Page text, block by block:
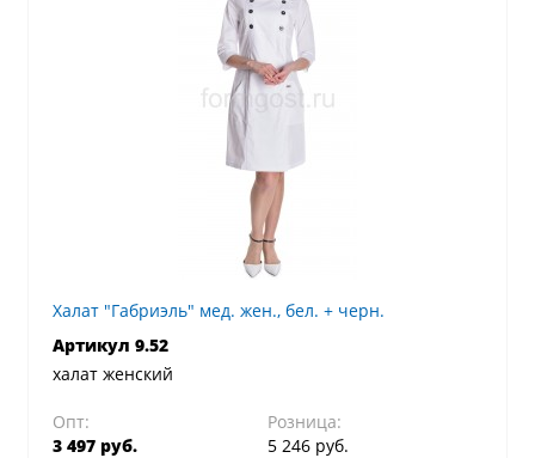
Халат "Габриэль" мед. жен., бел. + черн.
Артикул 9.52
халат женский
Опт:
3 497 руб.
Розница:
5 246 руб.